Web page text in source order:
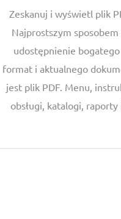
Zeskanuj i wyświetl plik
Najprostszym sposobem
udostępnienie
format i aktualnego
jest plik PDF. Menu,
obsługi, katalogi,